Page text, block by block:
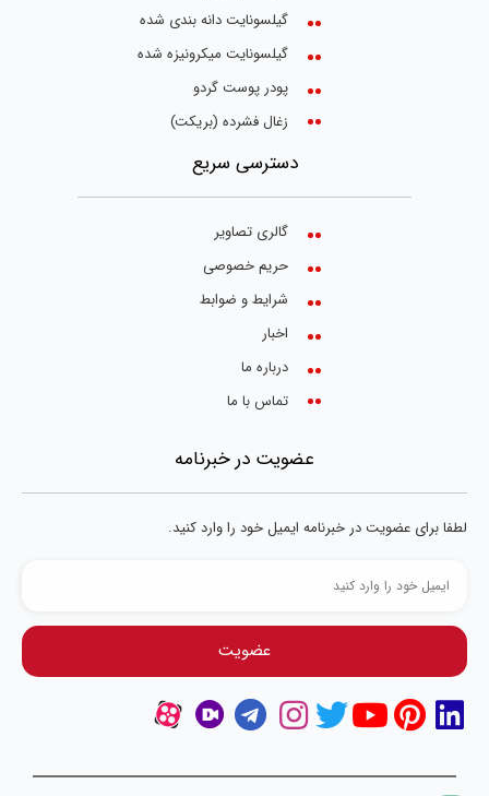
گیلسونایت دانه بندی شده
گیلسونایت میکرونیزه شده
پودر پوست گردو
زغال فشرده (بریکت)
دسترسی سریع
گالری تصاویر
حریم خصوصی
شرایط و ضوابط
اخبار
درباره ما
تماس با ما
عضویت در خبرنامه
لطفا برای عضویت در خبرنامه ایمیل خود را وارد کنید.
عضویت